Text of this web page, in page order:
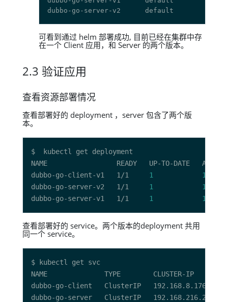
dubbo-go-server-v2      default
可看到通过 helm 部署成功, 目前已经在集群中存
在一个 Client 应用，和 Server 的两个版本。
2.3 验证应用
查看资源部署情况
查看部署好的 deployment ，server 包含了两个版
本。
dubbo-go-client-v1   1/1 1
1
dubbo-go-server-v2   1/1 1
1
dubbo-go-server-v1   1/1 1 1
查看部署好的 service。两个版本的deployment 共用
同一个 service。
NAME              TYPE        CLUSTER-IP